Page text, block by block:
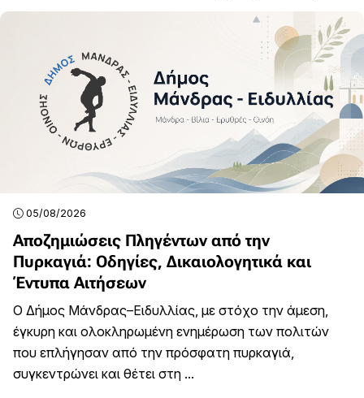
05/08/2026
Αποζημιώσεις Πληγέντων από την
Πυρκαγιά: Οδηγίες, Δικαιολογητικά και
Έντυπα Αιτήσεων
Ο Δήμος Μάνδρας–Ειδυλλίας, με στόχο την άμεση,
έγκυρη και ολοκληρωμένη ενημέρωση των πολιτών
που επλήγησαν από την πρόσφατη πυρκαγιά,
συγκεντρώνει και θέτει στη ...